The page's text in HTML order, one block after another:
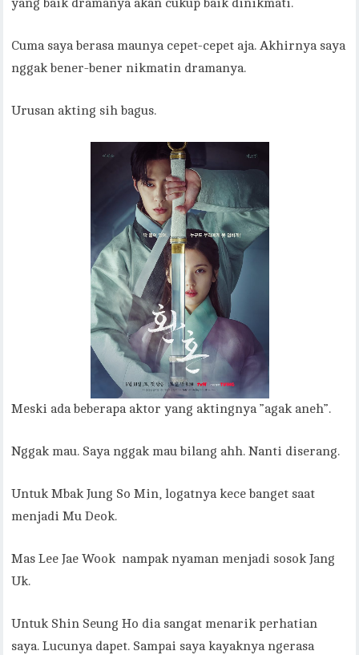
yang baik dramanya akan cukup baik dinikmati.
Cuma saya berasa maunya cepet-cepet aja. Akhirnya saya
nggak bener-bener nikmatin dramanya.
Urusan akting sih bagus.
Meski ada beberapa aktor yang aktingnya ”agak aneh”.
Nggak mau. Saya nggak mau bilang ahh. Nanti diserang.
Untuk Mbak Jung So Min, logatnya kece banget saat
menjadi Mu Deok.
Mas Lee Jae Wook nampak nyaman menjadi sosok Jang
Uk.
Untuk Shin Seung Ho dia sangat menarik perhatian
saya. Lucunya dapet. Sampai saya kayaknya ngerasa